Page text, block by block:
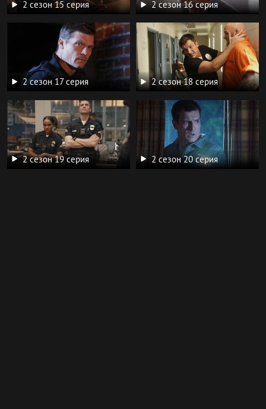
2 сезон 15 серия 2 сезон 16 серия
2 сезон 17 серия 2 сезон 18 серия
2 сезон 19 серия 2 сезон 20 серия